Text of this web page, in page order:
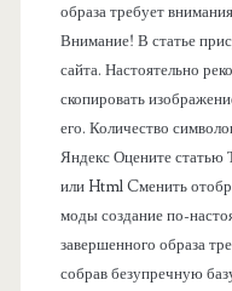
образа требует
Внимание! В статье
сайта. Настоятельно
скопировать
его. Количество
Яндекс Оцените статью
или Html Cменить
моды создание по-
завершенного образа
собрав безупречную